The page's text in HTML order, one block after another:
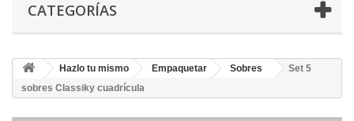
CATEGORÍAS
Hazlo tu mismo Empaquetar Sobres
Set 5
sobres Classiky cuadrícula